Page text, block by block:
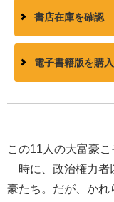
書店在庫を確認
電子書籍版を購入
この11人の大富豪こ
時に、政治権力者
豪たち。だが、かれ